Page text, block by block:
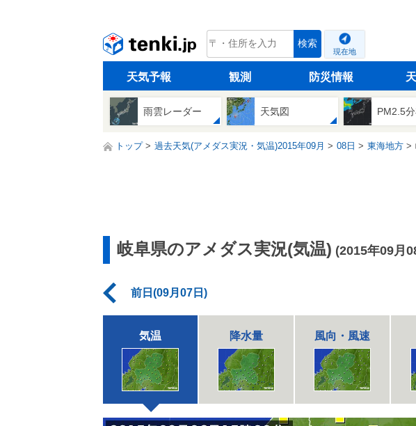
tenki.jp 検索
現在地
天気予報 観測 防災情報
雨雲レーダー 天気図 PM2.5
トップ 過去天気(アメダス実況・気温)2015年09月 08日 東海地方
岐阜県のアメダス実況(気温) (2015年09月
前日(09月07日)
気温 降水量 風向・風速